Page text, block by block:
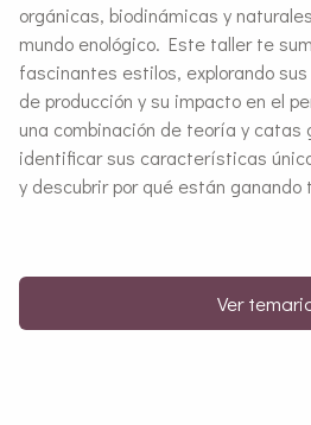
orgánicas, biodinámicas y
mundo enológico. Este taller te
fascinantes estilos, explorando
de producción y su impacto en el
una combinación de teoría y catas
identificar sus características
y descubrir por qué están
Ver